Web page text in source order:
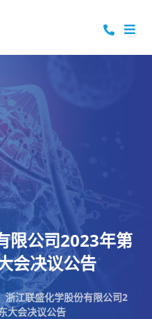
限公司2023年第
会决议公告
浙江联盛化学股份有限公司2
大会决议公告